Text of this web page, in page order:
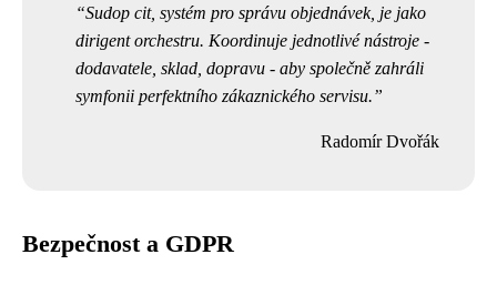
Sudop cit, systém pro správu objednávek, je jako
dirigent orchestru. Koordinuje jednotlivé nástroje -
dodavatele, sklad, dopravu - aby společně zahráli
symfonii perfektního zákaznického servisu.
Radomír Dvořák
Bezpečnost a GDPR